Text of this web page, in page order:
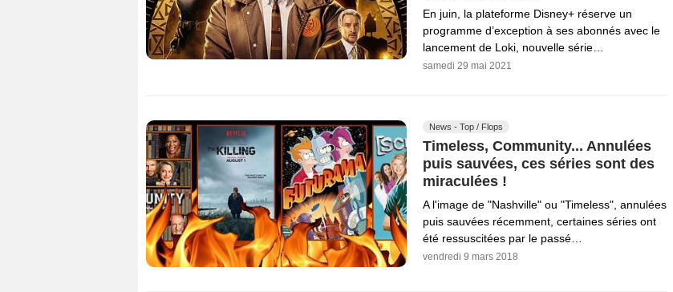
En juin, la plateforme Disney+ réserve un
programme d’exception à ses abonnés avec le
lancement de Loki, nouvelle série…
samedi 29 mai 2021
News - Top / Flops
Timeless, Community... Annulées
puis sauvées, ces séries sont des
miraculées !
A l'image de "Nashville" ou "Timeless", annulées
puis sauvées récemment, certaines séries ont
été ressuscitées par le passé…
vendredi 9 mars 2018